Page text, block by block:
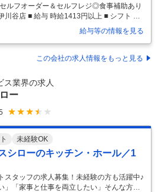
ルフオーダー＆セルフレジ◎食事補助あり
川谷店 ■ 給与 時給1413円以上 ■ シフト 週
クセス 神戸市営地下鉄西神・山手線（名谷
時間帯 夜、夜勤 ■ 勤務地 神戸市西区 ＼履
り ◆セルフ制なのでシンプルwork ◆週1
働いた分の前払いも◎ ★"なか卯"スタッフ
給与等の情報を見る
この会社の求人情報をもっと見る
ス業界の求人
ー
未経験OK
シローのキッチン・ホール／1
スタッフの求人募集！未経験の方も活躍中♪
」「家事と仕事を両立したい」そんな方に